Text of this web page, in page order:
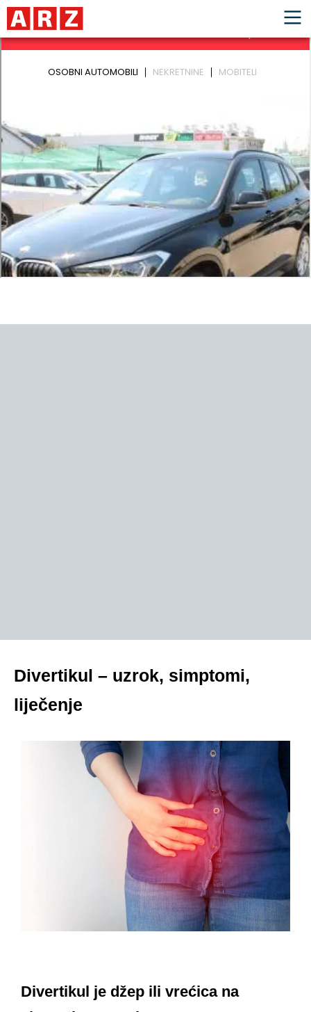
Divertikul – uzrok, simptomi,
liječenje
Divertikul je džep ili vrećica na